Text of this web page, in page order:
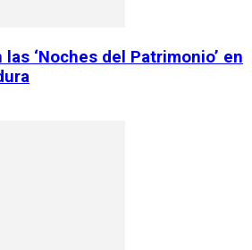
las ‘Noches del Patrimonio’ en